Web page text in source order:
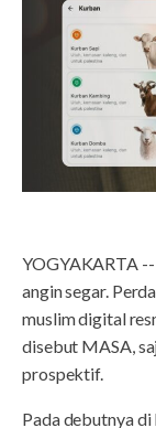
YOGYAKARTA
angin segar.
muslim digital
disebut MASA,
prospektif.
Pada debutnya